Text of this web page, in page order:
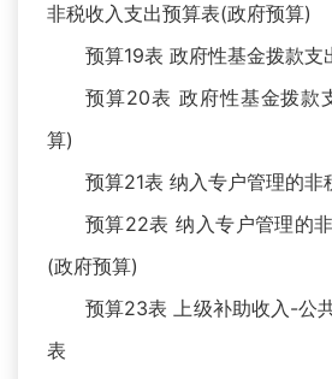
非税收入支出预算表(政府预算)
预算19表 政府性基金拨款支
预算20表 政府性基金拨款
算)
预算21表 纳入专户管理的非
预算22表 纳入专户管理的
(政府预算)
预算23表 上级补助收入-公
表